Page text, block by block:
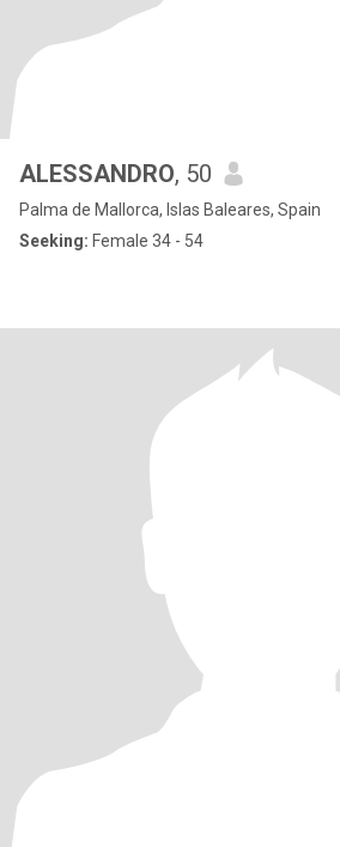
ALESSANDRO, 50
Palma de Mallorca, Islas Baleares, Spain
Seeking: Female 34 - 54